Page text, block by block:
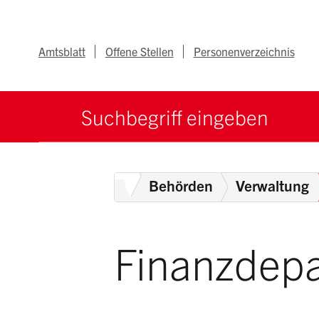
Metanav
Amtsblatt Offene Stellen Personenverzeichnis
Suchbegriff
HomeBehörden Verwaltung